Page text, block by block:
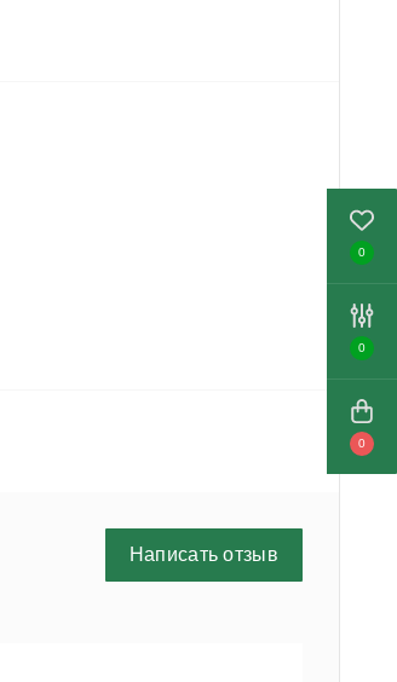
0
0
0
Написать отзыв